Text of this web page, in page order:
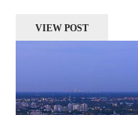
VIEW POST